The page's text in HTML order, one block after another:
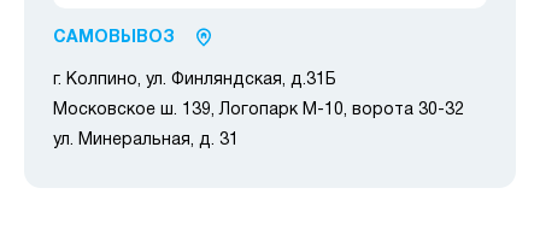
САМОВЫВОЗ
г. Колпино, ул. Финляндская, д.31Б
Московское ш. 139, Логопарк М-10, ворота 30-32
ул. Минеральная, д. 31